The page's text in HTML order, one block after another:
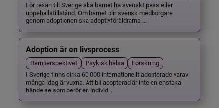
För resan till Sverige ska barnet ha svenskt pass eller
uppehållstillstånd. Om barnet blir svensk medborgare
genom adoptionen ska adoptivföräldrarna ...
Adoption är en livsprocess
Barnperspektivet Psykisk hälsa
Forskning
I Sverige finns cirka 60 000 internationellt adopterade varav
många idag är vuxna. Att bli adopterad är inte en enstaka
händelse som berör en individ...